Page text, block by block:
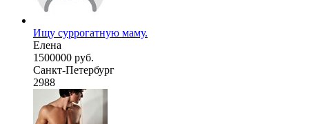
Ищу суррогатную маму.
Елена
1500000 руб.
Санкт-Петербург
2988